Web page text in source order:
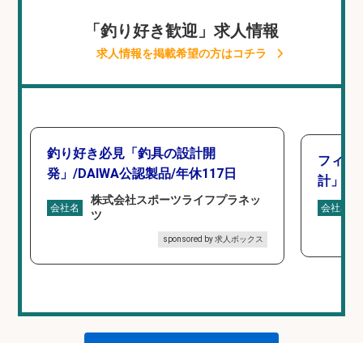
「釣り好き歓迎」求人情報
求人情報を掲載希望の方はコチラ
釣り好き必見「釣具の設計開
発」/DAIWA公認製品/年休117日
会社名
株式会社スポーツライフプラネッ
ツ
sponsored by 求人ボックス
フィッ
計」
会社名